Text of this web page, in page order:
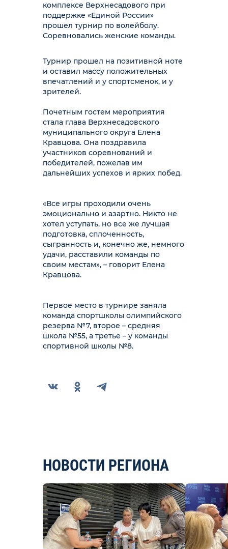
комплексе Верхнесадового при
поддержке «Единой России»
прошел турнир по волейболу.
Соревновались женские команды.
Турнир прошел на позитивной ноте
и оставил массу положительных
впечатлений и у спортсменок, и у
зрителей.
Почетным гостем мероприятия
стала глава Верхнесадовского
муниципального округа Елена
Кравцова. Она поздравила
участников соревнований и
победителей, пожелав им
дальнейших успехов и ярких побед.
«Все игры проходили очень
эмоционально и азартно. Никто не
хотел уступать, но все же лучшая
подготовка, сплоченность,
сыгранность и, конечно же, немного
удачи, расставили команды по
своим местам», – говорит Елена
Кравцова.
Первое место в турнире заняла
команда спортшколы олимпийского
резерва №7, второе – средняя
школа №55, а третье – у команды
спортивной школы №8.
НОВОСТИ РЕГИОНА